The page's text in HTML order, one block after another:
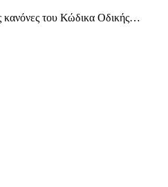
κανόνες του Κώδικα Οδικής…